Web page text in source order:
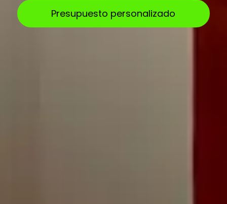
Presupuesto personalizado